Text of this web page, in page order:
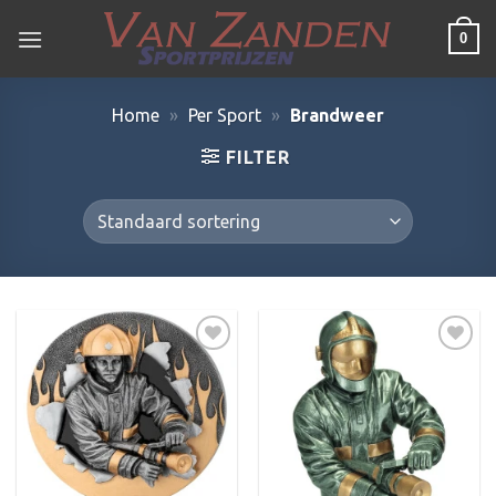
naar
0
Home » Per Sport » Brandweer
FILTER
Toevoegen
aan
verlanglijst
Toevoegen
aan
verlanglijst